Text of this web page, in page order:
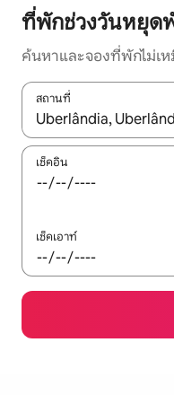
ที่พักช่วงวันหยุด
ค้นหาและจองที่พักไม่เห
สถานที่
ใช้ลูกศรขึ้นลง หรือใช้กา
เช็คอิน
เช็คเอาท์